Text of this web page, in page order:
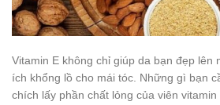
Vitamin E không chỉ giúp da bạn đẹp lên
ích khổng lồ cho mái tóc. Những gì bạn
chích lấy phần chất lỏng của viên